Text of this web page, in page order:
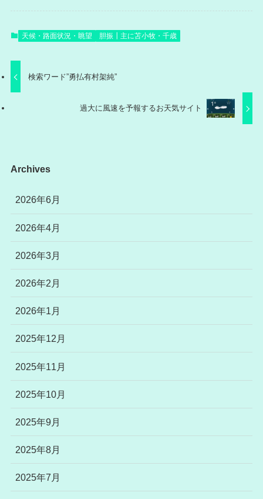
天候・路面状況・眺望 胆振┃主に苫小牧・千歳
検索ワード”勇払有村架純”
過大に風速を予報するお天気サイト
Archives
2026年6月
2026年4月
2026年3月
2026年2月
2026年1月
2025年12月
2025年11月
2025年10月
2025年9月
2025年8月
2025年7月